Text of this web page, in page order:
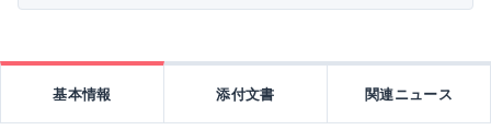
基本情報 添付文書 関連ニュース